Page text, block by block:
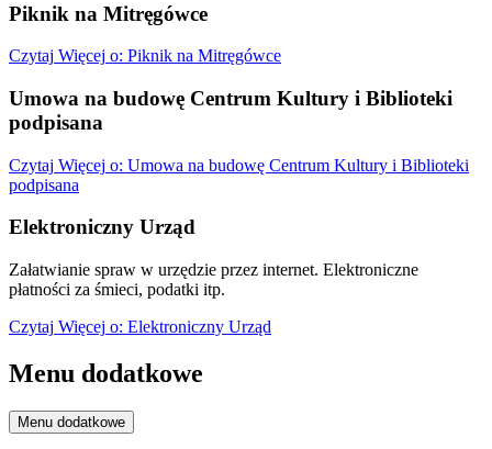
Piknik na Mitręgówce
Czytaj Więcej o: Piknik na Mitręgówce
Umowa na budowę Centrum Kultury i Biblioteki
podpisana
Czytaj Więcej o: Umowa na budowę Centrum Kultury i Biblioteki
podpisana
Elektroniczny Urząd
Załatwianie spraw w urzędzie przez internet. Elektroniczne
płatności za śmieci, podatki itp.
Czytaj Więcej o: Elektroniczny Urząd
Menu dodatkowe
Menu dodatkowe